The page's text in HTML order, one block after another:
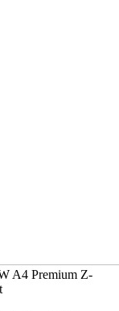
A4 Premium Z-